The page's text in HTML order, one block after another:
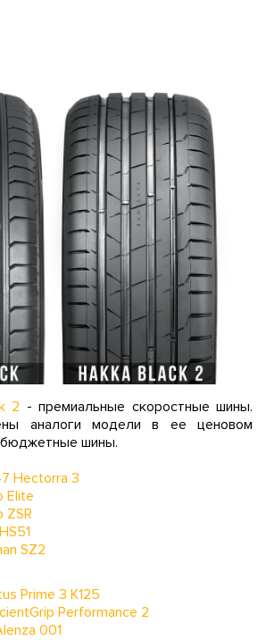
2 - премиальные скоростные шины.
аналоги модели в ее ценовом
бюджетные шины.
Hectorra 3
Elite
ZSR
SZ2
Prime 3 K125
Performance 2
001